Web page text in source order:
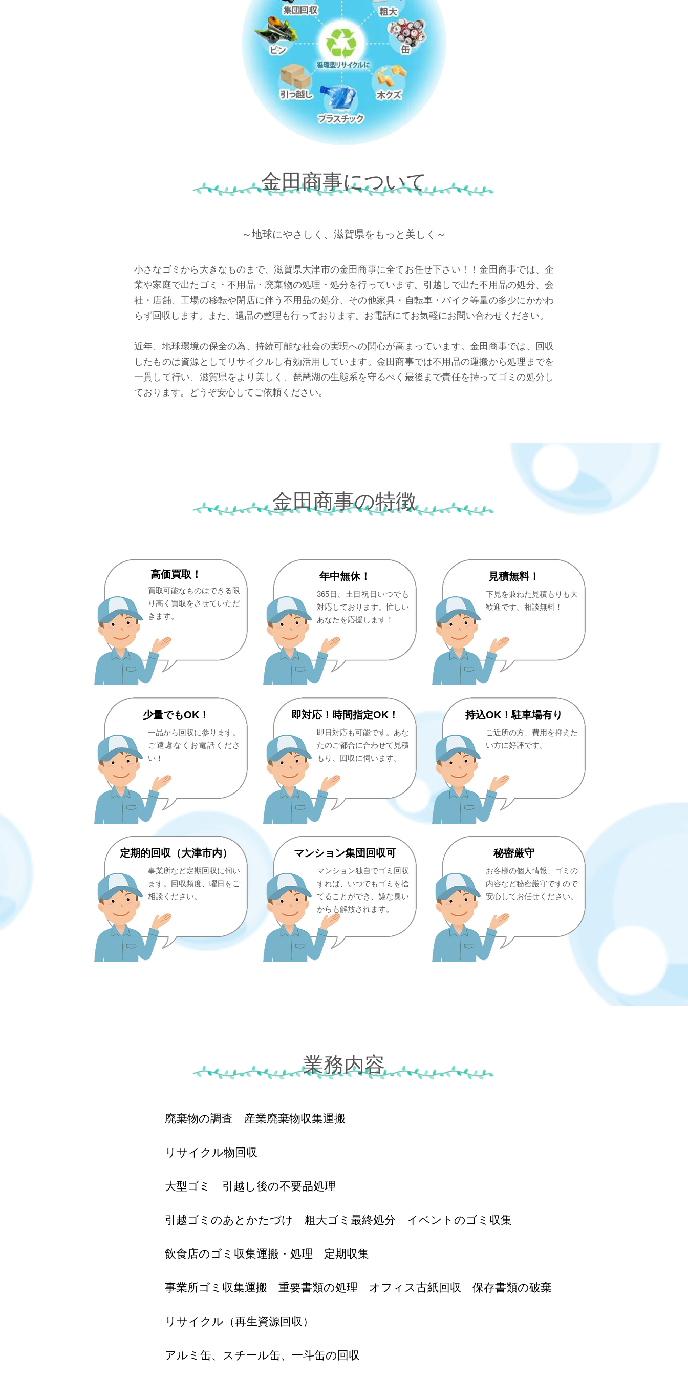
金田商事について
～地球にやさしく、滋賀県をもっと美しく～
小さなゴミから大きなものまで、滋賀県大津市の金田商事に全てお任せ下さい！！金田商事では、企
業や家庭で出たゴミ・不用品・廃棄物の処理・処分を行っています。引越しで出た不用品の処分、会
社・店舗、工場の移転や閉店に伴う不用品の処分、その他家具・自転車・バイク等量の多少にかかわ
らず回収します。また、遺品の整理も行っております。お電話にてお気軽にお問い合わせください。
近年、地球環境の保全の為、持続可能な社会の実現への関心が高まっています。金田商事では、回収
したものは資源としてリサイクルし有効活用しています。金田商事では不用品の運搬から処理までを
一貫して行い、滋賀県をより美しく、琵琶湖の生態系を守るべく最後まで責任を持ってゴミの処分し
ております。どうぞ安心してご依頼ください。
金田商事の特徴
高価買取！
買取可能なものはできる限
り高く買取をさせていただ
きます。
少量でもOK！
一品から回収に参ります。
ご遠慮なくお電話くださ
い！
定期的回収（大津市内）
事業所など定期回収に伺い
ます。回収頻度、曜日をご
相談ください。
年中無休！
365日、土日祝日いつでも
対応しております。忙しい
あなたを応援します！
即対応！時間指定OK！
即日対応も可能です。あな
たのご都合に合わせて見積
もり、回収に伺います。
マンション集団回収可
マンション独自でゴミ回収
すれば、いつでもゴミを捨
てることができ、嫌な臭い
からも解放されます。
見積無料！
下見を兼ねた見積もりも大
歓迎です。相談無料！
持込OK！駐車場有り
ご近所の方、費用を抑えた
い方に好評です。
秘密厳守
お客様の個人情報、ゴミの
内容など秘密厳守ですので
安心してお任せください。
業務内容
廃棄物の調査 産業廃棄物収集運搬
リサイクル物回収
大型ゴミ 引越し後の不要品処理
引越ゴミのあとかたづけ 粗大ゴミ最終処分 イベントのゴミ収集
飲食店のゴミ収集運搬・処理 定期収集
事業所ゴミ収集運搬 重要書類の処理 オフィス古紙回収 保存書類の破棄
リサイクル（再生資源回収）
アルミ缶、スチール缶、一斗缶の回収